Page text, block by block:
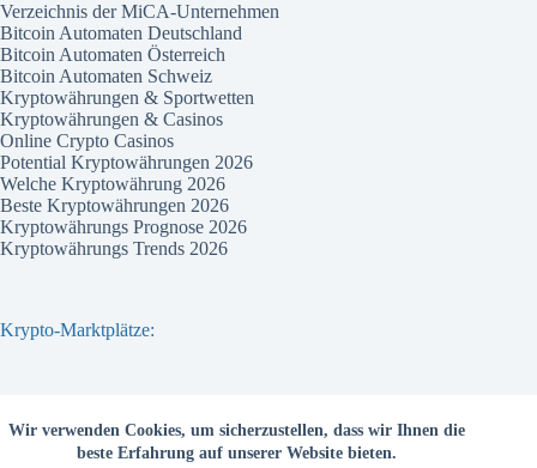
Wir verwenden Cookies, um sicherzustellen, dass wir Ihnen die
beste Erfahrung auf unserer Website bieten.
Verzeichnis der MiCA-Unternehmen
Bitcoin Automaten Deutschland
Bitcoin Automaten Österreich
Bitcoin Automaten Schweiz
Kryptowährungen & Sportwetten
Kryptowährungen & Casinos
Online Crypto Casinos
Potential Kryptowährungen 2026
Welche Kryptowährung 2026
Beste Kryptowährungen 2026
Kryptowährungs Prognose 2026
Kryptowährungs Trends 2026
Krypto-Marktplätze:
Bitpanda
Bitcoin.de